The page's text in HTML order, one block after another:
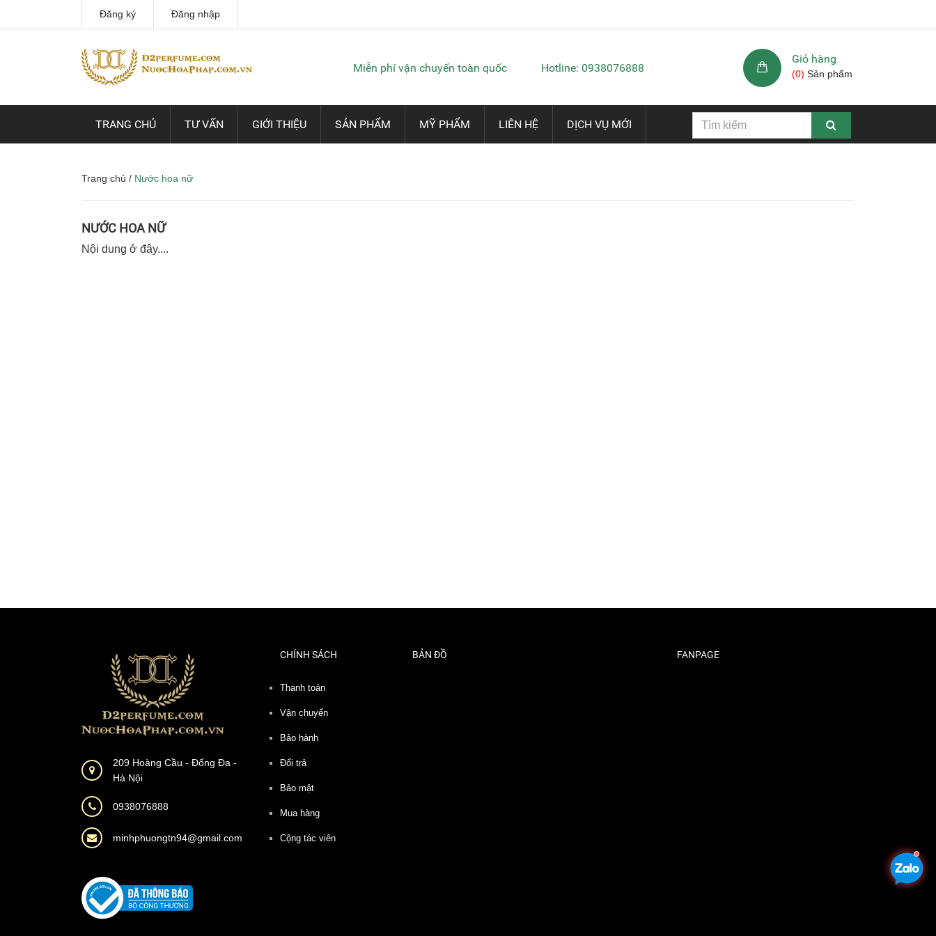
Đăng ký Đăng nhập
Miễn phí vận chuyển toàn quốc Hotline: 0938076888
Giỏ hàng
(0) Sản phẩm
TRANG CHỦ TƯ VẤN GIỚI THIỆU SẢN PHẨM MỸ PHẨM LIÊN HỆ DỊCH VỤ MỚI
Trang chủ / Nước hoa nữ
NƯỚC HOA NỮ
Nội dung ở đây....
209 Hoàng Cầu - Đống Đa -
Hà Nội
0938076888
minhphuongtn94@gmail.com
CHÍNH SÁCH
Thanh toán
Vận chuyển
Bảo hành
Đổi trả
Bảo mật
Mua hàng
Cộng tác viên
BẢN ĐỒ FANPAGE